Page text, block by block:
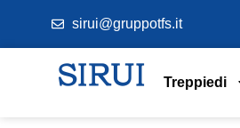
sirui@gruppotfs.it
Treppiedi